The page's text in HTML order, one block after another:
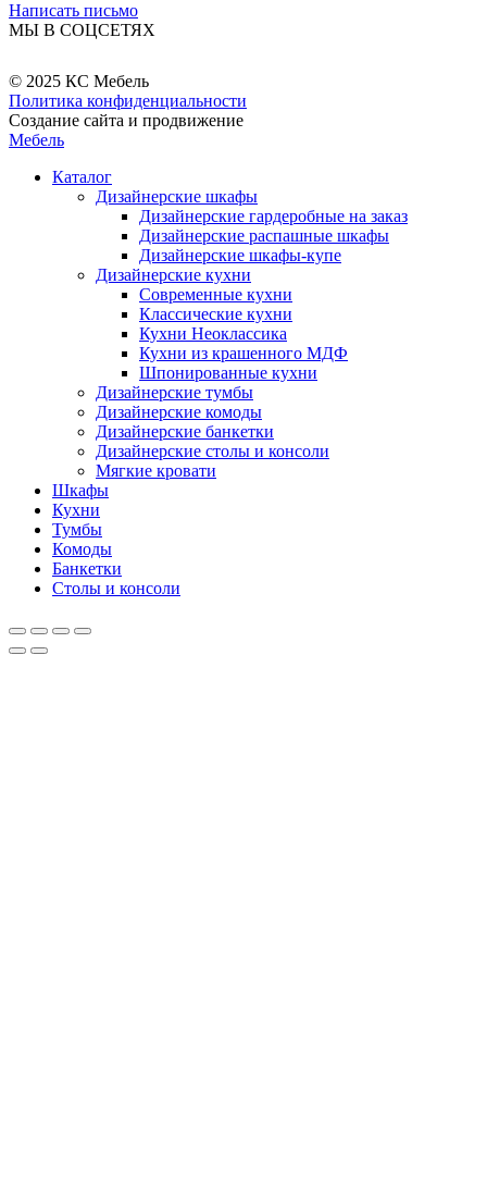
Написать письмо
МЫ В СОЦСЕТЯХ
© 2025 КС Мебель
Политика конфиденциальности
Создание сайта и продвижение
Мебель
Каталог
Дизайнерские шкафы
Дизайнерские гардеробные на заказ
Дизайнерские распашные шкафы
Дизайнерские шкафы-купе
Дизайнерские кухни
Современные кухни
Классические кухни
Кухни Неоклассика
Кухни из крашенного МДФ
Шпонированные кухни
Дизайнерские тумбы
Дизайнерские комоды
Дизайнерские банкетки
Дизайнерские столы и консоли
Мягкие кровати
Шкафы
Кухни
Тумбы
Комоды
Банкетки
Столы и консоли